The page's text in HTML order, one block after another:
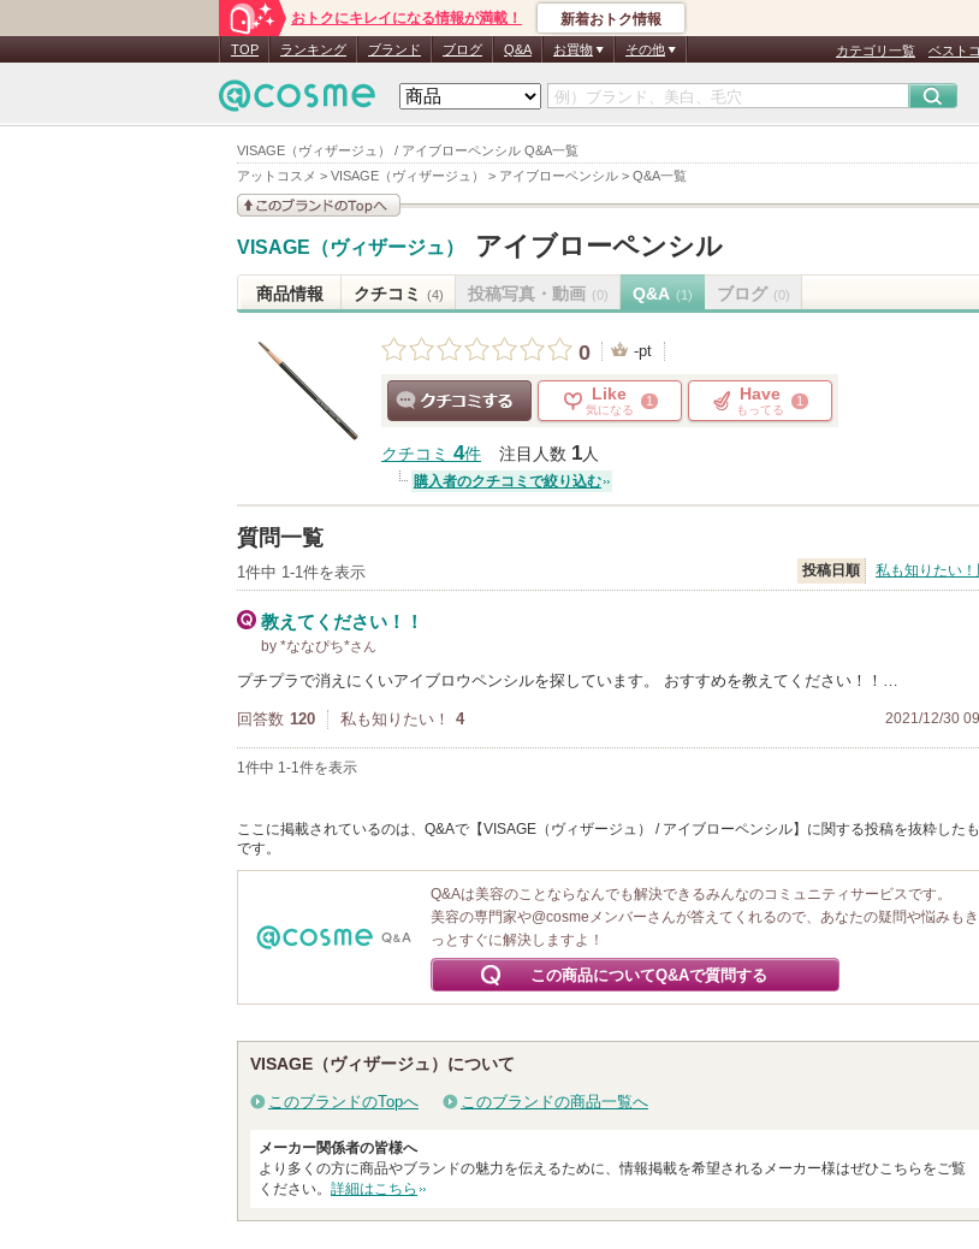
VISAGE（ヴィザージュ） / アイブローペンシル Q&A一覧
アットコスメ > VISAGE（ヴィザージュ） > アイブローペンシル > Q&A一覧
おトクにキレイになる情報が満載！ 新着おトク情報
TOP ランキング ブランド ブログ Q&A お買物 その他 カテゴリ一覧 ベスト
VISAGE（ヴィザージュ） アイブローペンシル
商品情報 クチコミ (4) 投稿写真・動画 (0) Q&A (1) ブログ (0)
0 -pt
Like
気になる
1 Have
もってる
1
クチコミ 4件 注目人数 1人
購入者のクチコミで絞り込む
質問一覧
1件中 1-1件を表示 投稿日順 私も知りたい
教えてください！！
by *ななぴち*さん
プチプラで消えにくいアイブロウペンシルを探しています。 おすすめを教えてください！！…
回答数 120 私も知りたい！ 4 2021/12/30
1件中 1-1件を表示
ここに掲載されているのは、Q&Aで【VISAGE（ヴィザージュ） / アイブローペンシル】に関する投稿を抜粋した
です。
Q&Aは美容のことならなんでも解決できるみんなのコミュニティサービスです。
美容の専門家や@cosmeメンバーさんが答えてくれるので、あなたの疑問や悩みもき
っとすぐに解決しますよ！
この商品についてQ&Aで質問する
VISAGE（ヴィザージュ）について
このブランドのTopへ このブランドの商品一覧へ
メーカー関係者の皆様へ
より多くの方に商品やブランドの魅力を伝えるために、情報掲載を希望されるメーカー様はぜひこちらをご覧
ください。 詳細はこちら